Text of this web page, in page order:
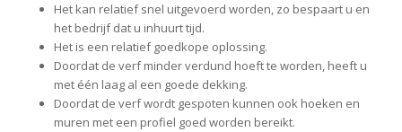
Het kan relatief snel uitgevoerd worden, zo bespaart u en
het bedrijf dat u inhuurt tijd.
Het is een relatief goedkope oplossing.
Doordat de verf minder verdund hoeft te worden, heeft u
met één laag al een goede dekking.
Doordat de verf wordt gespoten kunnen ook hoeken en
muren met een profiel goed worden bereikt.